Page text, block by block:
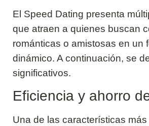
El Speed Dating presenta
que atraen a quienes buscan
románticas o amistosas en un
dinámico. A continuación, se
significativos.
Eficiencia y ahorro
Una de las características